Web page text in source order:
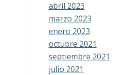
abril 2023
marzo 2023
enero 2023
octubre 2021
septiembre 2021
julio 2021